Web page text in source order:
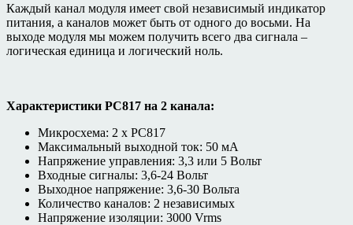
Каждый канал модуля имеет свой независимый индикатор
питания, а каналов может быть от одного до восьми. На
выходе модуля мы можем получить всего два сигнала –
логическая единица и логический ноль.
Характеристики PC817 на 2 канала:
Микросхема: 2 х РС817
Максимальный выходной ток: 50 мА
Напряжение управления: 3,3 или 5 Вольт
Входные сигналы: 3,6-24 Вольт
Выходное напряжение: 3,6-30 Вольта
Количество каналов: 2 независимых
Напряжение изоляции: 3000 Vrms